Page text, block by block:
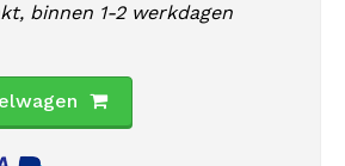
binnen 1-2 werkdagen